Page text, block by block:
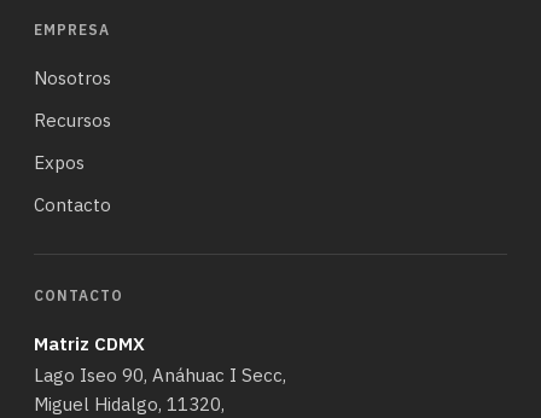
EMPRESA
Nosotros
Recursos
Expos
Contacto
CONTACTO
Matriz CDMX
Lago Iseo 90, Anáhuac I Secc,
Miguel Hidalgo, 11320,